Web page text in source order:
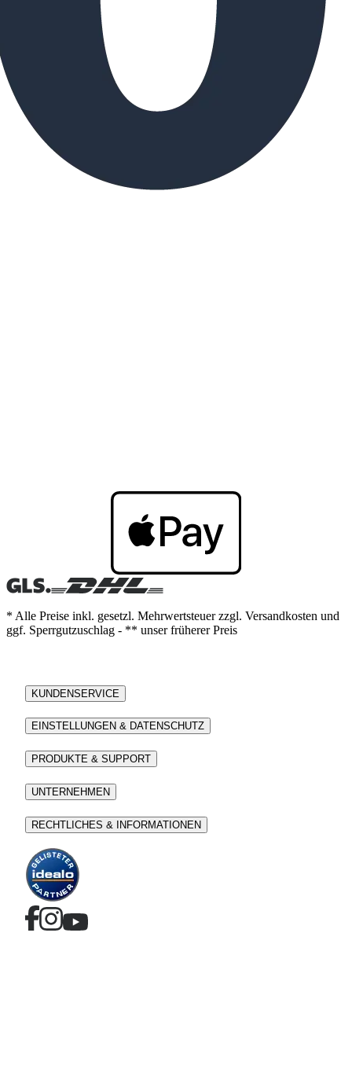
* Alle Preise inkl. gesetzl. Mehrwertsteuer zzgl. Versandkosten und
ggf. Sperrgutzuschlag - ** unser früherer Preis
KUNDENSERVICE
EINSTELLUNGEN & DATENSCHUTZ
PRODUKTE & SUPPORT
UNTERNEHMEN
RECHTLICHES & INFORMATIONEN